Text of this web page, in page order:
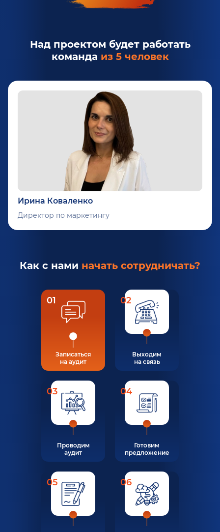
Над проектом будет работать
команда из 5 человек
Ирина Коваленко
Директор по маркетингу
Как с нами начать сотрудничать?
01
Записаться
на аудит
02
Выходим
на связь
03
Проводим
аудит
04
Готовим
предложение
05 06